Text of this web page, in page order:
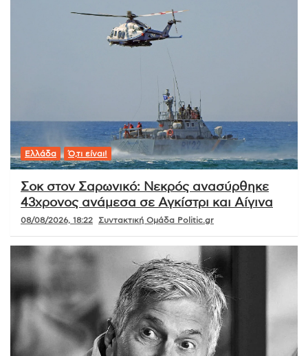
Ελλάδα Ό,τι είναι!
Σοκ στον Σαρωνικό: Νεκρός ανασύρθηκε
43χρονος ανάμεσα σε Αγκίστρι και Αίγινα
08/08/2026, 18:22 Συντακτική Ομάδα Politic.gr